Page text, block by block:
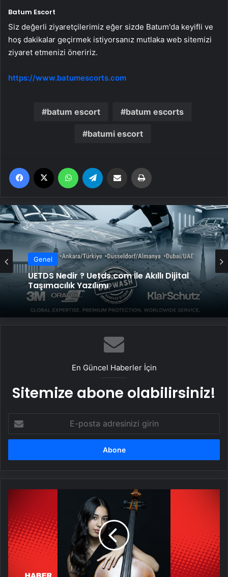
Batum Escort
Siz değerli ziyaretçilerimiz eğer sizde Batum'da keyifli ve
hoş dakikalar geçirmek istiyorsanız mutlaka web sitemizi
ziyaret etmenizi öneririz.
https://www.batumescorts.com
batum escort batum escorts
batumi escort
Facebook WhatsApp Email'den paylaş
Genel
UETDS Nedir ? Uetds.com İle Akıllı Dijital
Taşımacılık Yazılımı
En Güncel Haberler İçin
Sitemize abone olabilirsiniz!
posta
adresinizi
'Parlayan
Yıldızlar'ı